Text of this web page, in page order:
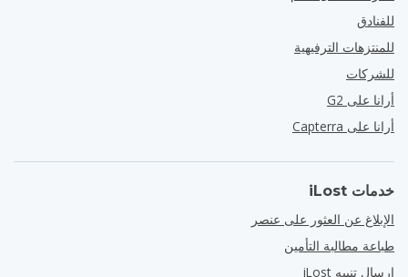
للفنادق
للمنتزهات الترفيهية
للشركات
أرانا على G2
أرانا على Capterra
خدمات iLost
الإبلاغ عن العثور على عنصر
طباعة مطالبة التأمين
إرسال تنبيه iLost